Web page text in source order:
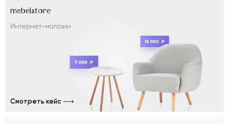
mebelstore
Интернет-магазин
Смотреть кейс